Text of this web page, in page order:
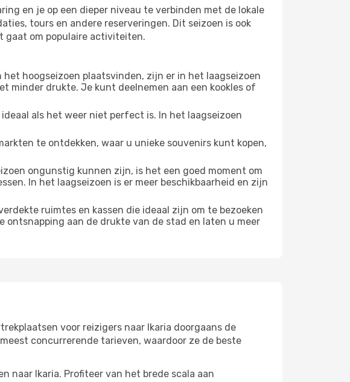
en je op een dieper niveau te verbinden met de lokale
tours en andere reserveringen. Dit seizoen is ook
gaat om populaire activiteiten.
hoogseizoen plaatsvinden, zijn er in het laagseizoen
minder drukte. Je kunt deelnemen aan een kookles of
als het weer niet perfect is. In het laagseizoen
te ontdekken, waar u unieke souvenirs kunt kopen,
ongunstig kunnen zijn, is het een goed moment om
In het laagseizoen is er meer beschikbaarheid en zijn
ruimtes en kassen die ideaal zijn om te bezoeken
aan de drukte van de stad en laten u meer
voor reizigers naar Ikaria doorgaans de
concurrerende tarieven, waardoor ze de beste
naar Ikaria. Profiteer van het brede scala aan